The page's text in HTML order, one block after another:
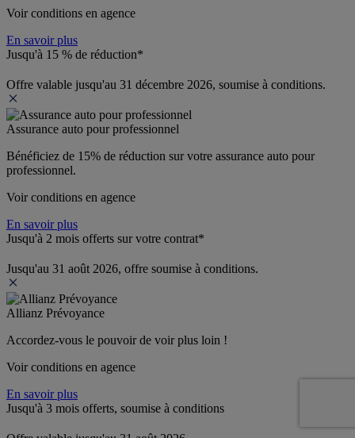
Voir conditions en agence
En savoir plus
Jusqu'à 15 % de réduction*
Offre valable jusqu'au 31 décembre 2026, soumise à conditions.
Assurance auto pour professionnel
Bénéficiez de 15% de réduction sur votre assurance auto pour
professionnel.
Voir conditions en agence
En savoir plus
Jusqu'à 2 mois offerts sur votre contrat*
Jusqu'au 31 août 2026, offre soumise à conditions.
Allianz Prévoyance
Accordez-vous le pouvoir de voir plus loin !
Voir conditions en agence
En savoir plus
Jusqu'à 3 mois offerts, soumise à conditions